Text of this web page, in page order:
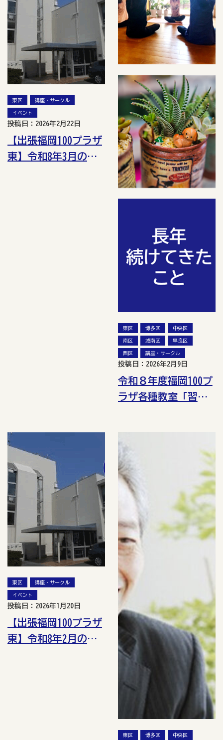
東区 講座・サークル
イベント
投稿日：2026年2月22日
【出張福岡100プラザ
東】令和8年3月の講
東区 博多区 中央区
南区 城南区 早良区
西区 講座・サークル
投稿日：2026年2月9日
令和８年度福岡100プ
ラザ各種教室「習う
東区 講座・サークル
イベント
投稿日：2026年1月20日
【出張福岡100プラザ
東】令和8年2月の講
東区 博多区 中央区